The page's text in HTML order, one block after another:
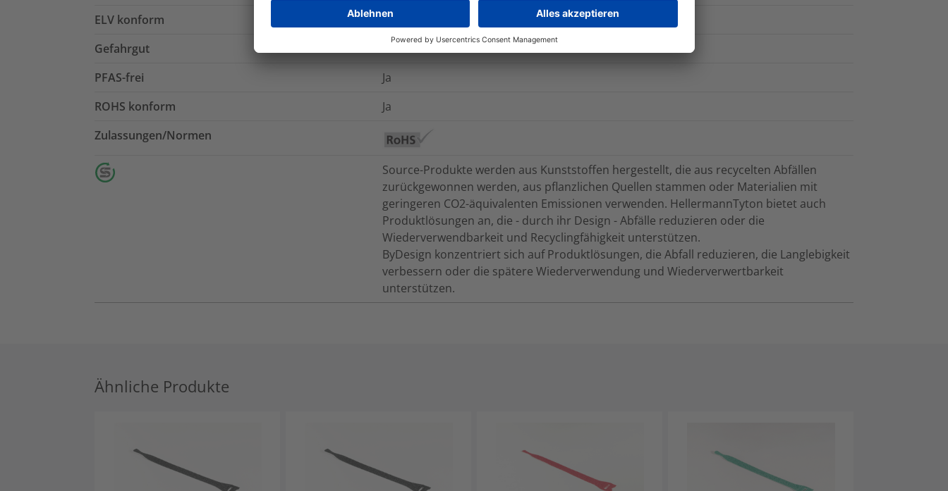
ELV konform
Ja
Gefahrgut
PFAS-frei
Ja
ROHS konform
Ja
Zulassungen/Normen
Source-Produkte werden aus Kunststoffen hergestellt, die aus recycelten Abfällen
zurückgewonnen werden, aus pflanzlichen Quellen stammen oder Materialien mit
geringeren CO2-äquivalenten Emissionen verwenden. HellermannTyton bietet auch
Produktlösungen an, die - durch ihr Design - Abfälle reduzieren oder die
Wiederverwendbarkeit und Recyclingfähigkeit unterstützen.
ByDesign konzentriert sich auf Produktlösungen, die Abfall reduzieren, die Langlebigkeit
verbessern oder die spätere Wiederverwendung und Wiederverwertbarkeit
unterstützen.
Ähnliche Produkte